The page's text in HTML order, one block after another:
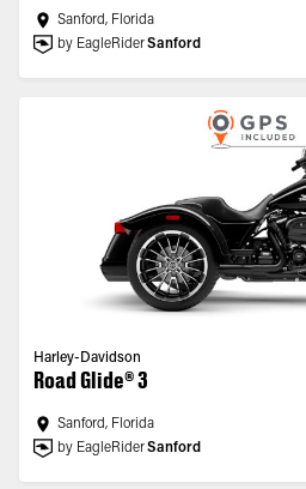
Sanford, Florida
by EagleRiderSanford
Harley-Davidson
Road Glide® 3
Sanford, Florida
by EagleRiderSanford